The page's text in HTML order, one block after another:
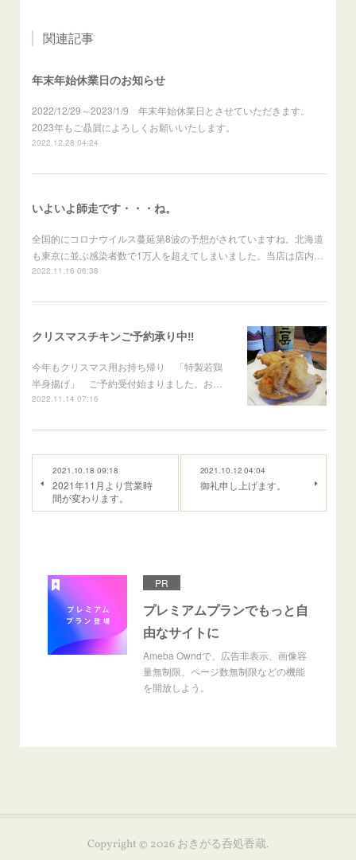
関連記事
年末年始休業日のお知らせ
2022/12/29～2023/1/9 年末年始休業日とさせていただきます。
2023年もご贔屓によろしくお願いいたします。
2022.12.28 04:24
いよいよ師走です・・・ね。
全国的にコロナウイルス蔓延第8波の予想がされていますね。北海道
も東京に並ぶ感染者数で1万人を超えてしまいました。当店は店内…
2022.11.16 06:38
クリスマスチキンご予約承り中‼
今年もクリスマス用お持ち帰り 「特製若鶏
半身揚げ」 ご予約受付始まりました。お…
2022.11.14 07:16
2021.10.18 09:18
2021年11月より営業時
間が変わります。
2021.10.12 04:04
御礼申し上げます。
PR
プレミアムプランでもっと自
由なサイトに
Ameba Owndで、広告非表示、画像容
量無制限、ページ数無制限などの機能
を開放しよう。
Copyright © 2026 おきがる呑処香蔵.